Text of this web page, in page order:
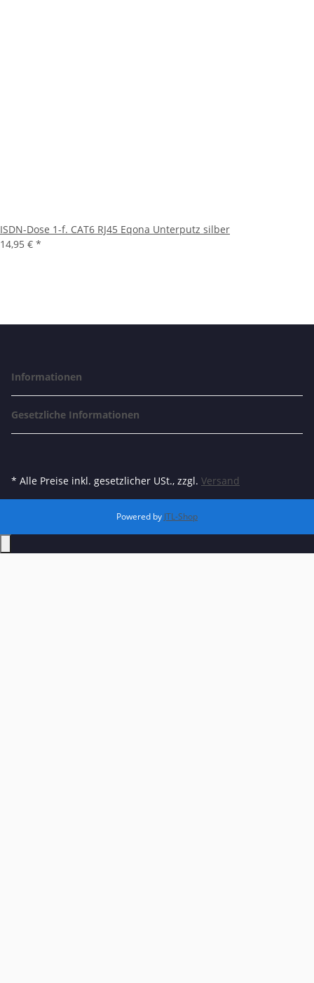
ISDN-Dose 1-f. CAT6 RJ45 Eqona Unterputz silber
14,95 € *
Informationen
Gesetzliche Informationen
* Alle Preise inkl. gesetzlicher USt., zzgl. Versand
Powered by JTL-Shop